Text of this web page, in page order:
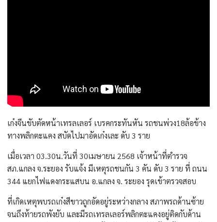
เก๋งจีนขับตัดหน้าเทรลเลอร์ เบรคกระทันหัน รถชนพ่วง18ล้อข้าง
ทางพลิกตะแคง สบัดไปมาอัดเก๋งเละ ดับ 3 ราย
เมื่อเวลา 03.30น.วันที่ 30เมษายน 2568 เจ้าหน้าที่ตำรวจ
สภ.แกลง จ.ระยอง รับแจ้ง มีเหตุรถชนกัน 3 คัน ดับ 3 ราย ที่ ถนน
344 แยกไฟแดงกระแสบน อ.แกลง จ. ระยอง รุดเข้าตรวจสอบ
ที่เกิดเหตุพบรถเก๋งสีขาวถูกอัดอยู่ระหว่างกลาง สภาพรถด้านซ้าย
จนถึงท้ายรถพังยับ และมีรถเทรลเลอร์พลิกตะแคงอยู่ติดกับด้าน